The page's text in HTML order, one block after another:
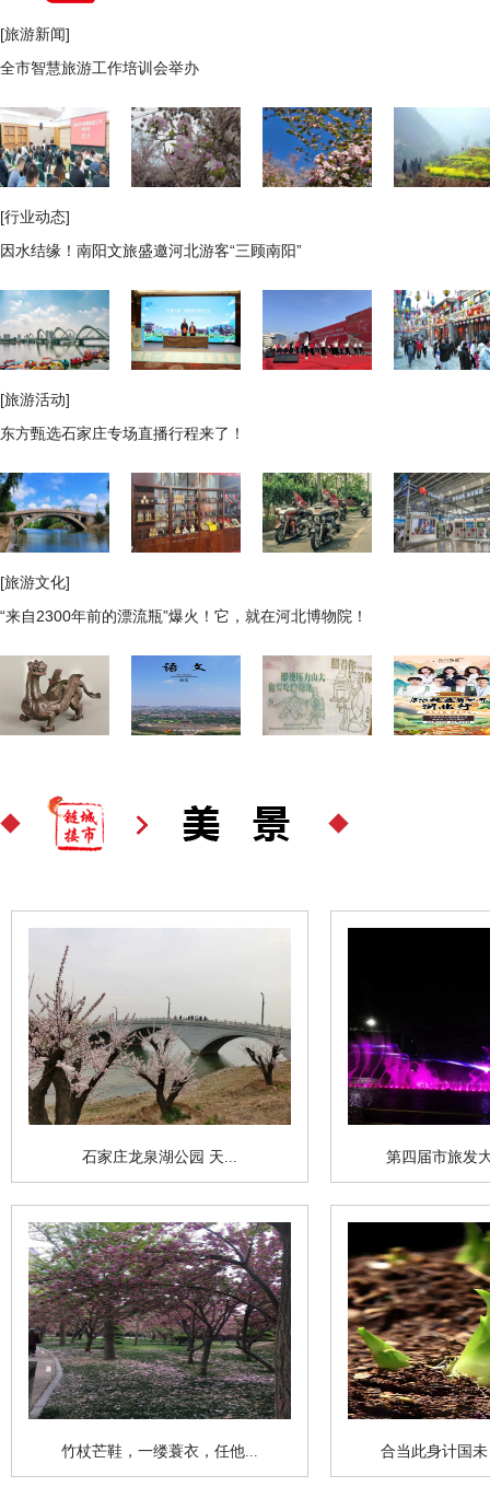
[旅游新闻]
全市智慧旅游工作培训会举办
[行业动态]
因水结缘！南阳文旅盛邀河北游客“三顾南阳”
[旅游活动]
东方甄选石家庄专场直播行程来了！
[旅游文化]
“来自2300年前的漂流瓶”爆火！它，就在河北博物院！
石家庄龙泉湖公园 天... 第四届市旅发
竹杖芒鞋，一缕蓑衣，任他... 合当此身计国